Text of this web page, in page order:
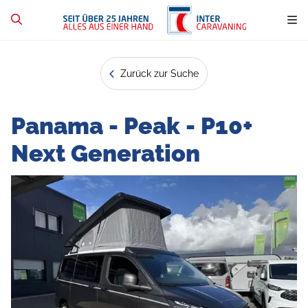
Zurück zur Suche
Panama - Peak - P10+
Next Generation